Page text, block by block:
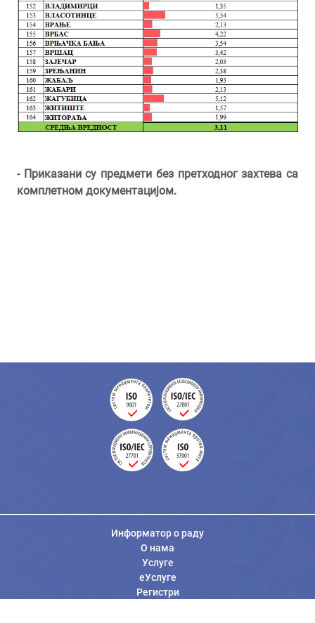
- Приказани су предмети без претходног захтева са
комплетном документацијом.
Информатор о раду
О нама
Услуге
еУслуге
Регистри